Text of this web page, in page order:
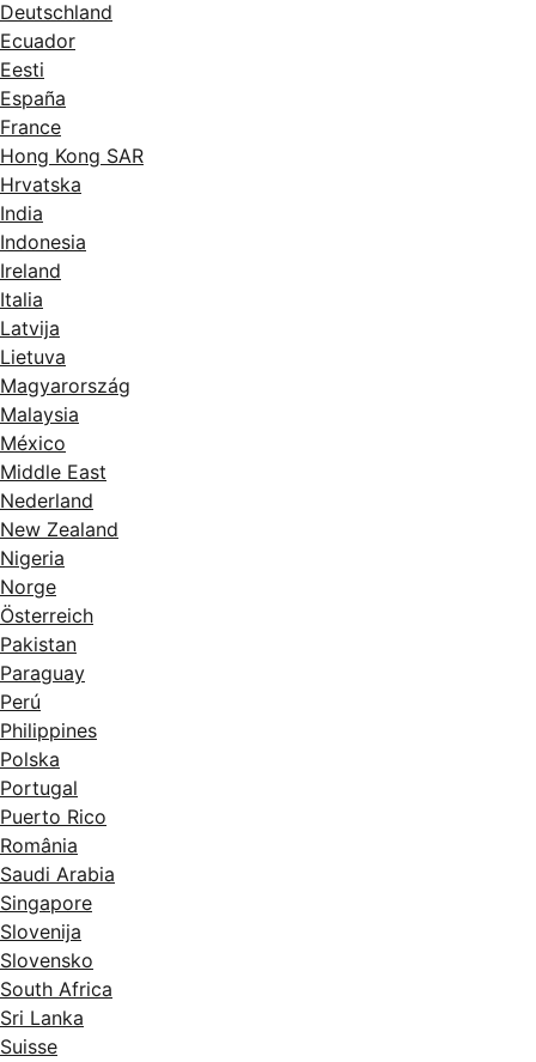
Deutschland
Ecuador
Eesti
España
France
Hong Kong SAR
Hrvatska
India
Indonesia
Ireland
Italia
Latvija
Lietuva
Magyarország
Malaysia
México
Middle East
Nederland
New Zealand
Nigeria
Norge
Österreich
Pakistan
Paraguay
Perú
Philippines
Polska
Portugal
Puerto Rico
România
Saudi Arabia
Singapore
Slovenija
Slovensko
South Africa
Sri Lanka
Suisse